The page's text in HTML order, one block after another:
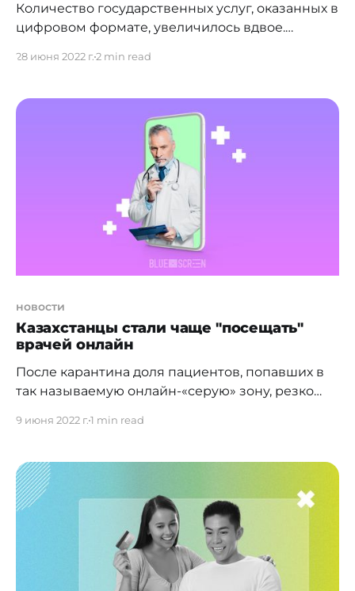
Количество государственных услуг, оказанных в
цифровом формате, увеличилось вдвое.
отрасли в Казахстане обсудили на заседании
государственных услуг доступны онлайн, о чем
доложил Багдат Мусин. Также Министр
цифрового развития, инноваций и
аэрокосмической промышленности рассказал
о проводимой работе по цифровизации и
28 июня 2022 г.2 min read
новости
Казахстанцы стали чаще "посещать"
врачей онлайн
После карантина доля пациентов, попавших в
так называемую онлайн-«серую» зону, резко
у знакомых специалистов. Такими выводами
делятся разработчики приложения Damumed
после опроса пользователей. В ходе опроса
7414 пациентов выяснилось, что 44% из них
очень часто консультируются
9 июня 2022 г.1 min read